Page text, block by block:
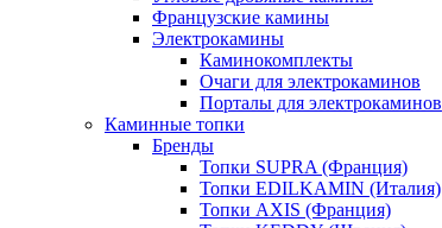
Французские камины
Электрокамины
Каминокомплекты
Очаги для электрокаминов
Порталы для электрокаминов
Каминные топки
Бренды
Топки SUPRA (Франция)
Топки EDILKAMIN (Италия)
Топки AXIS (Франция)